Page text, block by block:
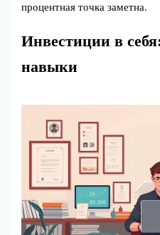
процентная точка заметна.
Инвестиции в
навыки